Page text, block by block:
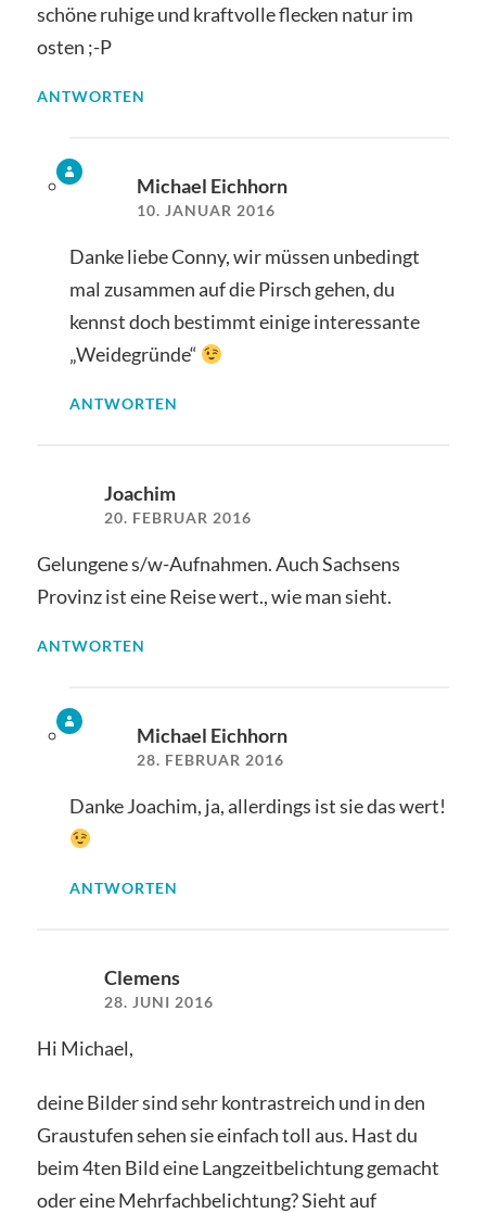
schöne ruhige und kraftvolle flecken natur im
osten ;-P
ANTWORTEN
Michael Eichhorn
10. JANUAR 2016
Danke liebe Conny, wir müssen unbedingt
mal zusammen auf die Pirsch gehen, du
kennst doch bestimmt einige interessante
„Weidegründe“
ANTWORTEN
Joachim
20. FEBRUAR 2016
Gelungene s/w-Aufnahmen. Auch Sachsens
Provinz ist eine Reise wert., wie man sieht.
ANTWORTEN
Michael Eichhorn
28. FEBRUAR 2016
Danke Joachim, ja, allerdings ist sie das wert!
ANTWORTEN
Clemens
28. JUNI 2016
Hi Michael,
deine Bilder sind sehr kontrastreich und in den
Graustufen sehen sie einfach toll aus. Hast du
beim 4ten Bild eine Langzeitbelichtung gemacht
oder eine Mehrfachbelichtung? Sieht auf